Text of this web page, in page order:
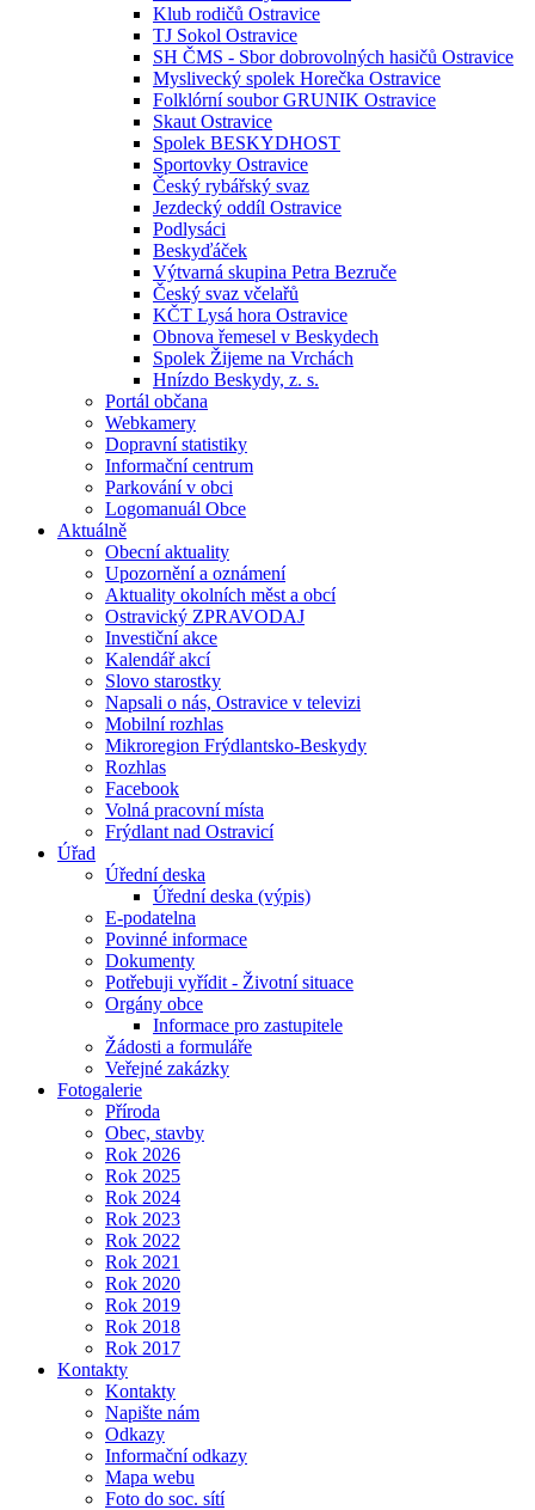
Klub rodičů Ostravice
TJ Sokol Ostravice
SH ČMS - Sbor dobrovolných hasičů Ostravice
Myslivecký spolek Horečka Ostravice
Folklórní soubor GRUNIK Ostravice
Skaut Ostravice
Spolek BESKYDHOST
Sportovky Ostravice
Český rybářský svaz
Jezdecký oddíl Ostravice
Podlysáci
Beskyďáček
Výtvarná skupina Petra Bezruče
Český svaz včelařů
KČT Lysá hora Ostravice
Obnova řemesel v Beskydech
Spolek Žijeme na Vrchách
Hnízdo Beskydy, z. s.
Portál občana
Webkamery
Dopravní statistiky
Informační centrum
Parkování v obci
Logomanuál Obce
Aktuálně
Obecní aktuality
Upozornění a oznámení
Aktuality okolních měst a obcí
Ostravický ZPRAVODAJ
Investiční akce
Kalendář akcí
Slovo starostky
Napsali o nás, Ostravice v televizi
Mobilní rozhlas
Mikroregion Frýdlantsko-Beskydy
Rozhlas
Facebook
Volná pracovní místa
Frýdlant nad Ostravicí
Úřad
Úřední deska
Úřední deska (výpis)
E-podatelna
Povinné informace
Dokumenty
Potřebuji vyřídit - Životní situace
Orgány obce
Informace pro zastupitele
Žádosti a formuláře
Veřejné zakázky
Fotogalerie
Příroda
Obec, stavby
Rok 2026
Rok 2025
Rok 2024
Rok 2023
Rok 2022
Rok 2021
Rok 2020
Rok 2019
Rok 2018
Rok 2017
Kontakty
Kontakty
Napište nám
Odkazy
Informační odkazy
Mapa webu
Foto do soc. sítí